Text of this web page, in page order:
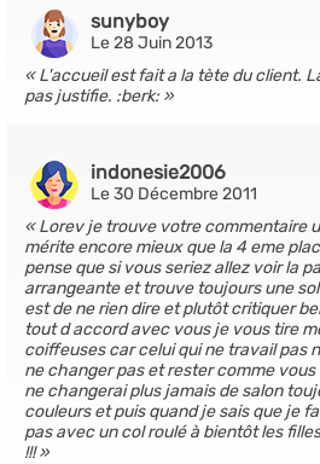
sunyboy
Le 28 Juin 2013
L'accueil est fait a la tète du client.
pas justifie. :berk:
indonesie2006
Le 30 Décembre 2011
Lorev je trouve votre commentaire
mérite encore mieux que la 4 eme
pense que si vous seriez allez voir la
arrangeante et trouve toujours une
est de ne rien dire et plutôt critiquer
tout d accord avec vous je vous tire
coiffeuses car celui qui ne travail pas
ne changer pas et rester comme
ne changerai plus jamais de salon
couleurs et puis quand je sais que je
pas avec un col roulé à bientôt les
!!!